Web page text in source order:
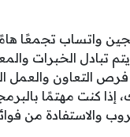
واتساب تجمعًا
تبادل الخبرات
فرص التعاون والعمل
إذا كنت مهتمًا
والاستفادة من